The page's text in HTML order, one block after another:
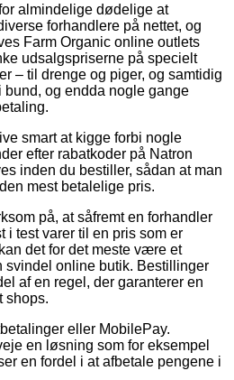
almindelige dødelige at
forhandlere på nettet, og
Farm Organic online outlets
udsalgspriserne på specielt
– til drenge og piger, og samtidig
bund, og endda nogle gange
smart at kigge forbi nogle
efter rabatkoder på Natron
inden du bestiller, sådan at man
mest betalelige pris.
på, at såfremt en forhandler
i test varer til en pris som er
det for det meste være et
svindel online butik. Bestillinger
af en regel, der garanterer en
shops.
eller MobilePay.
en løsning som for eksempel
en fordel i at afbetale pengene i